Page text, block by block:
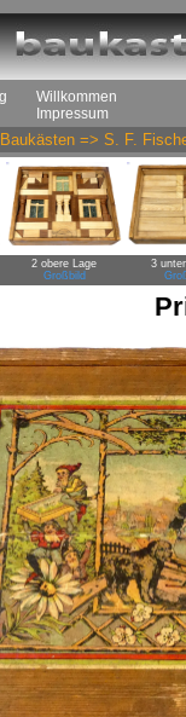
Willkommen
Impressum
Baukästen => S. F.
2 obere Lage
Großbild
3